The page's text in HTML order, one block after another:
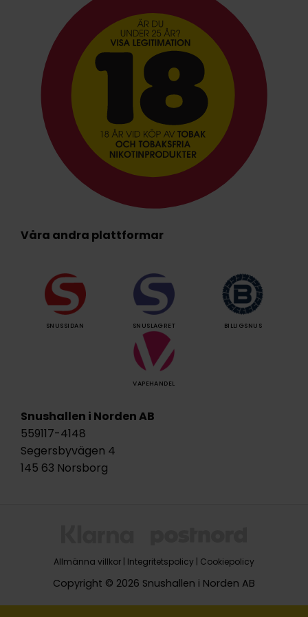
Våra andra plattformar
SNUSSIDAN SNUSLAGRET BILLIGSNUS
VAPEHANDEL
Snushallen i Norden AB
559117-4148
Segersbyvägen 4
145 63 Norsborg
Allmänna villkor | Integritetspolicy | Cookiepolicy
Copyright © 2026 Snushallen i Norden AB